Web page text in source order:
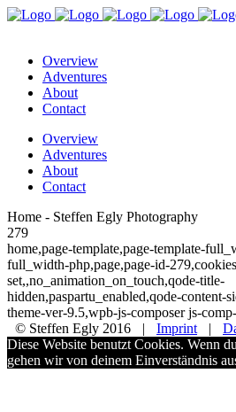
Overview
Adventures
About
Contact
Overview
Adventures
About
Contact
Home - Steffen Egly Photography
279
home,page-template,page-template-
full_width-php,page,page-id-
set,,no_animation_on_touch,qode-title-
hidden,paspartu_enabled,qode-content-
theme-ver-9.5,wpb-js-composer js-
© Steffen Egly 2016
| Imprint |
Diese Website benutzt Cookies. Wenn
gehen wir von deinem Einverständnis